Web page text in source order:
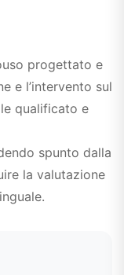
progettato e
e l’intervento sul
qualificato e
spunto dalla
la valutazione